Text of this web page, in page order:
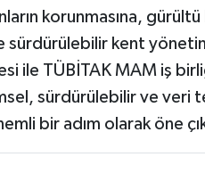
korunmasına,
sürdürülebilir kent
ile TÜBİTAK MAM iş
sürdürülebilir ve veri
bir adım olarak öne